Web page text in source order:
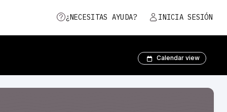
¿NECESITAS AYUDA? INICIA SESIÓN
Calendar view